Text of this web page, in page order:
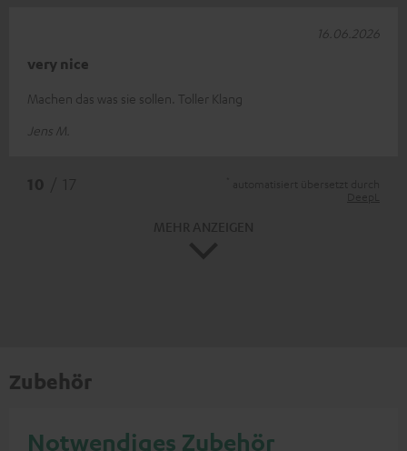
very nice
Machen das was sie sollen. Toller Klang
Jens M.
16.06.2026
Zubehör
Notwendiges Zubehör